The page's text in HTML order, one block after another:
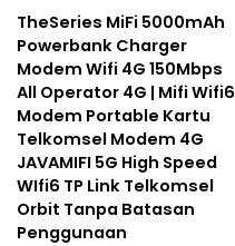
TheSeries MiFi 5000mAh
Powerbank Charger
Modem Wifi 4G 150Mbps
All Operator 4G | Mifi Wifi6
Modem Portable Kartu
Telkomsel Modem 4G
JAVAMIFI 5G High Speed
WIfi6 TP Link Telkomsel
Orbit Tanpa Batasan
Penggunaan